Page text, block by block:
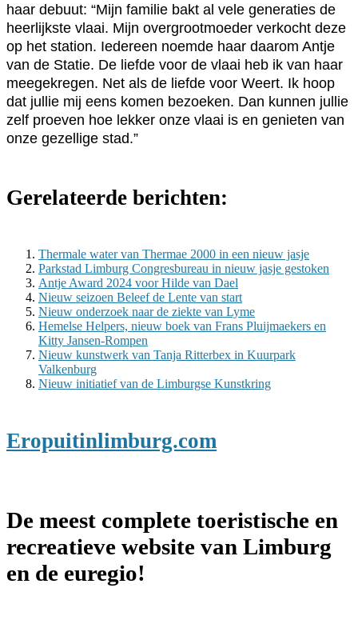
haar debuut: “Mijn familie bakt al vele generaties de
heerlijkste vlaai. Mijn overgrootmoeder verkocht deze
op het station. Iedereen noemde haar daarom Antje
van de Statie. De liefde voor de vlaai heb ik van haar
meegekregen. Net als de liefde voor Weert. Ik hoop
dat jullie mij eens komen bezoeken. Dan kunnen jullie
zelf proeven hoe lekker onze vlaai is en genieten van
onze gezellige stad.”
Gerelateerde berichten:
Thermale water van Thermae 2000 in een nieuw jasje
Parkstad Limburg Congresbureau in nieuw jasje gestoken
Antje Award 2024 voor Hilde van Dael
Nieuw seizoen Beleef de Lente van start
Nieuw onderzoek naar de ziekte van Lyme
Hemelse Helpers, nieuw boek van Frans Pluijmaekers en
Kitty Jansen-Rompen
Nieuw kunstwerk van Tanja Ritterbex in Kuurpark
Valkenburg
Nieuw initiatief van de Limburgse Kunstkring
Eropuitinlimburg.com
De meest complete toeristische en
recreatieve website van Limburg
en de euregio!